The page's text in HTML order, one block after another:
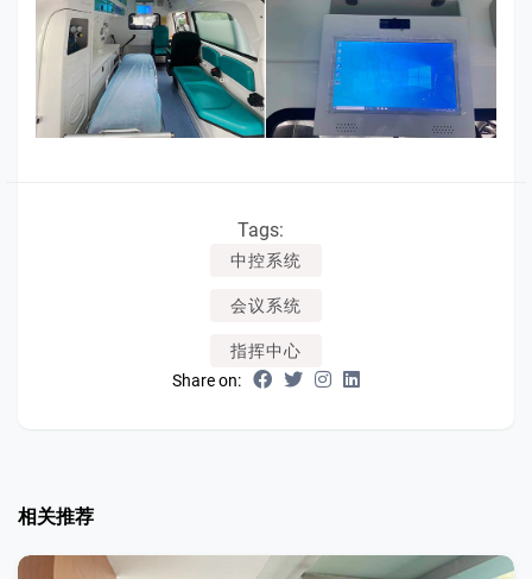
Tags:
中控系统
会议系统
指挥中心
Share on:
相关推荐